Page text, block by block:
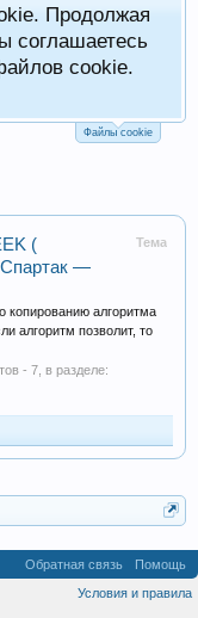
Продолжая
соглашаетесь
cookie.
Файлы cookie
Тема
(
Спартак —
копированию алгоритма
алгоритм позволит, то
- 7, в разделе:
Обратная связь
Помощь
Условия и правила